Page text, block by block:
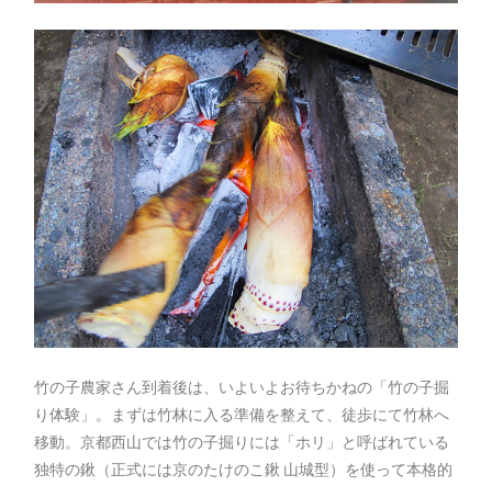
竹の子農家さん到着後は、いよいよお待ちかねの「竹の子掘
り体験」。まずは竹林に入る準備を整えて、徒歩にて竹林へ
移動。京都西山では竹の子掘りには「ホリ」と呼ばれている
独特の鍬（正式には京のたけのこ鍬 山城型）を使って本格的